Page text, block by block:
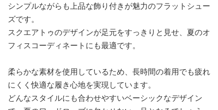
シンプルながらも上品な飾り付きが魅力のフラットシュー
ズです。
スクエアトゥのデザインが足元をすっきりと見せ、夏のオ
フィスコーディネートにも最適です。
柔らかな素材を使用しているため、長時間の着用でも疲れ
にくく快適な履き心地を実現しています。
どんなスタイルにも合わせやすいベーシックなデザイン